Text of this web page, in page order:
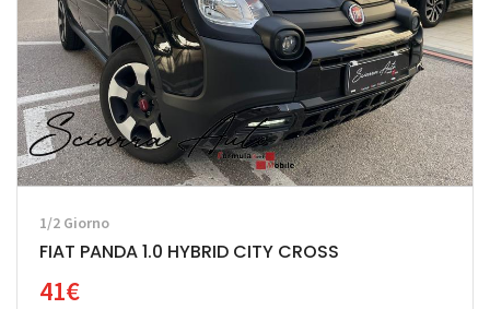
1/2 Giorno
FIAT PANDA 1.0 HYBRID CITY CROSS
41€